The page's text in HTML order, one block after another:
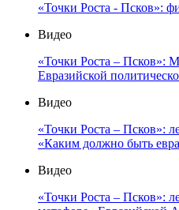
«Точки Роста - Псков»:
Видео
«Точки Роста – Псков»:
Евразийской
Видео
«Точки Роста – Псков»:
«Каким должно быть
Видео
«Точки Роста – Псков»: